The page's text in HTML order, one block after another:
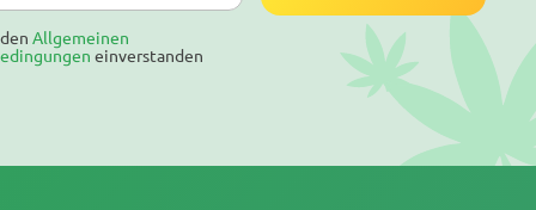
Allgemeinen
einverstanden